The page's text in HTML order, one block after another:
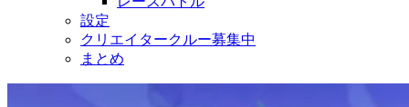
設定
クリエイタークルー募集中
まとめ